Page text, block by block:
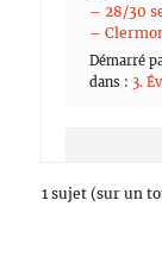
– 28/30
–
Démarré
dans :3.
1 sujet (sur un